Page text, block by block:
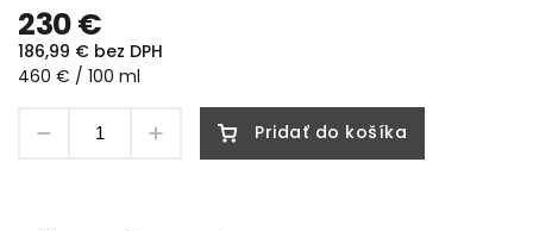
230 €
186,99 € bez DPH
460 € / 100 ml
Pridať do košíka